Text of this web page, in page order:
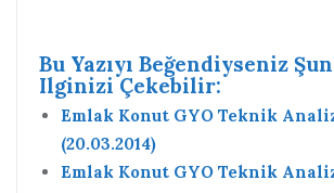
Bu Yazıyı Beğendiyseniz
Ilginizi Çekebilir:
Emlak Konut GYO Teknik
(20.03.2014)
Emlak Konut GYO Teknik